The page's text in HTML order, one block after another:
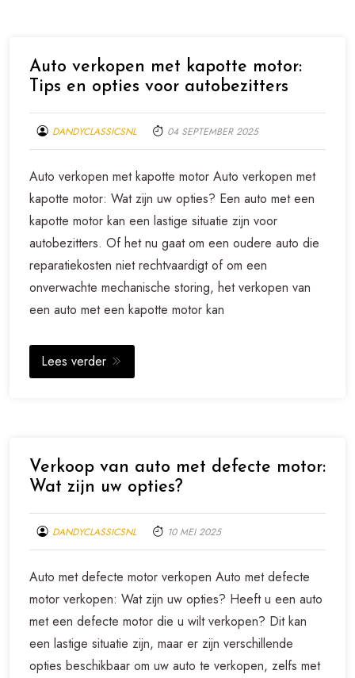
Auto verkopen met kapotte motor:
Tips en opties voor autobezitters
DANDYCLASSICSNL 04 SEPTEMBER 2025
Auto verkopen met kapotte motor Auto verkopen met
kapotte motor: Wat zijn uw opties? Een auto met een
kapotte motor kan een lastige situatie zijn voor
autobezitters. Of het nu gaat om een oudere auto die
reparatiekosten niet rechtvaardigt of om een
onverwachte mechanische storing, het verkopen van
een auto met een kapotte motor kan
Lees verder
Verkoop van auto met defecte motor:
Wat zijn uw opties?
DANDYCLASSICSNL 10 MEI 2025
Auto met defecte motor verkopen Auto met defecte
motor verkopen: Wat zijn uw opties? Heeft u een auto
met een defecte motor die u wilt verkopen? Dit kan
een lastige situatie zijn, maar er zijn verschillende
opties beschikbaar om uw auto te verkopen, zelfs met